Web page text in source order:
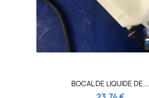
BOCAL DE LIQUIDE DE...